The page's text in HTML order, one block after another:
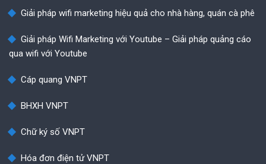
Giải pháp wifi marketing hiệu quả cho nhà hàng, quán cà phê
Giải pháp Wifi Marketing với Youtube – Giải pháp quảng cáo
qua wifi với Youtube
Cáp quang VNPT
BHXH VNPT
Chữ ký số VNPT
Hóa đơn điện tử VNPT